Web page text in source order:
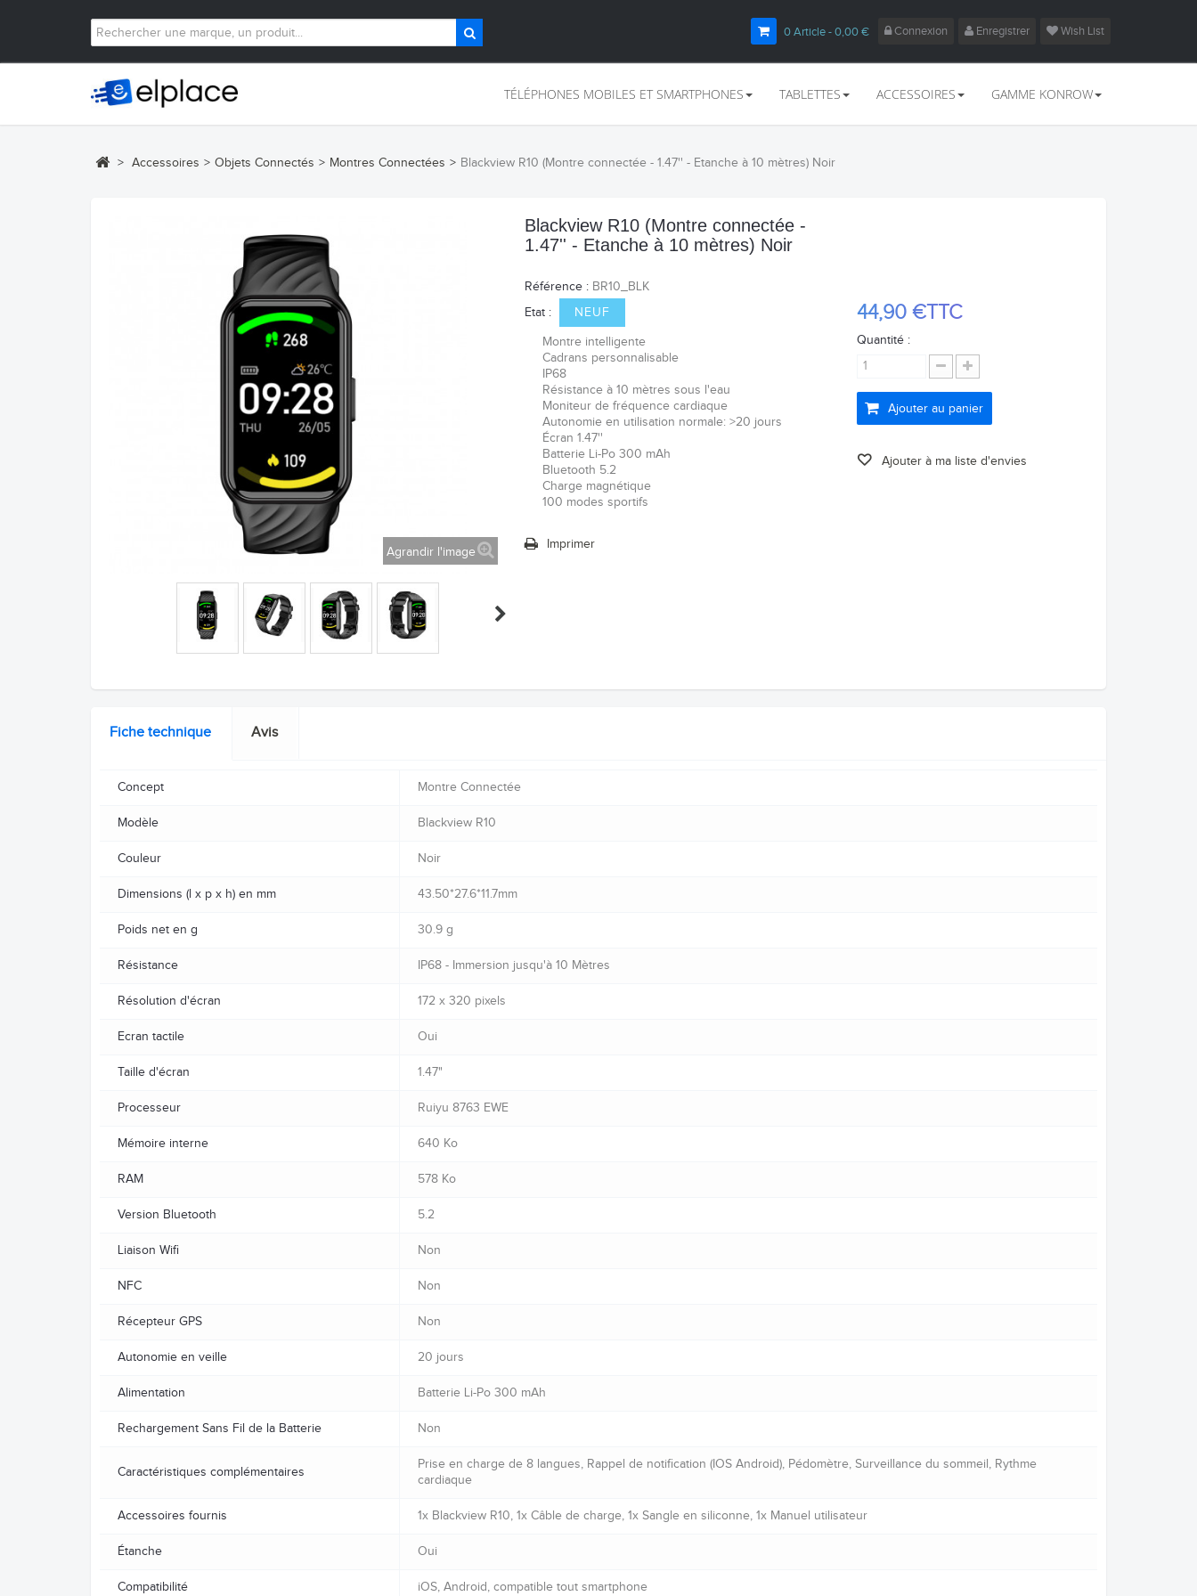
Connexion Enregistrer Wish List
0Article- 0,00 €
TÉLÉPHONES MOBILES ET SMARTPHONES TABLETTES ACCESSOIRES GAMME KONROW
> Accessoires > Objets Connectés > Montres Connectées > Blackview R10 (Montre connectée - 1.47'' - Etanche à 10 mètres) Noir
Agrandir l'image
Blackview R10 (Montre connectée -
1.47'' - Etanche à 10 mètres) Noir
Référence : BR10_BLK
Etat :
NEUF
Montre intelligente
Cadrans personnalisable
IP68
Résistance à 10 mètres sous l'eau
Moniteur de fréquence cardiaque
Autonomie en utilisation normale: >20 jours
Écran 1.47''
Batterie Li-Po 300 mAh
Bluetooth 5.2
Charge magnétique
100 modes sportifs
Imprimer
44,90 €TTC
Quantité :
Ajouter au panier
Ajouter à ma liste d'envies
Fiche technique Avis
Concept Montre Connectée
Modèle Blackview R10
Couleur Noir
Dimensions (l x p x h) en mm 43.50*27.6*11.7mm
Poids net en g 30.9 g
Résistance IP68 - Immersion jusqu'à 10 Mètres
Résolution d'écran 172 x 320 pixels
Ecran tactile Oui
Taille d'écran 1.47"
Processeur Ruiyu 8763 EWE
Mémoire interne 640 Ko
RAM 578 Ko
Version Bluetooth 5.2
Liaison Wifi Non
NFC Non
Récepteur GPS Non
Autonomie en veille 20 jours
Alimentation Batterie Li-Po 300 mAh
Rechargement Sans Fil de la Batterie Non
Caractéristiques complémentaires
Prise en charge de 8 langues, Rappel de notification (IOS Android), Pédomètre, Surveillance du sommeil, Rythme
cardiaque
Accessoires fournis 1x Blackview R10, 1x Câble de charge, 1x Sangle en siliconne, 1x Manuel utilisateur
Étanche Oui
Compatibilité iOS, Android, compatible tout smartphone